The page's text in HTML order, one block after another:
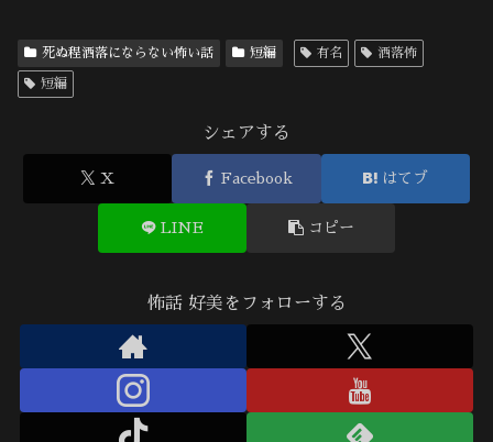
死ぬ程洒落にならない怖い話 短編 有名 洒落怖
短編
シェアする
X Facebook はてブ
LINE コピー
怖話 好美をフォローする